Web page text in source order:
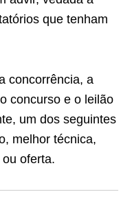
que tenham
concorrência, a
concurso e o leilão
um dos seguintes
melhor técnica,
oferta.